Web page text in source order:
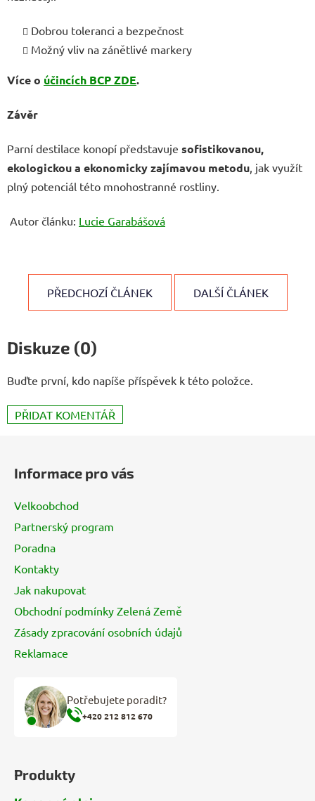
Dobrou toleranci a bezpečnost
Možný vliv na zánětlivé markery
Více o účincích BCP ZDE.
Závěr
Parní destilace konopí představuje sofistikovanou,
ekologickou a ekonomicky zajímavou metodu, jak využít
plný potenciál této mnohostranné rostliny.
Autor článku: Lucie Garabášová
PŘEDCHOZÍ ČLÁNEK DALŠÍ ČLÁNEK
Diskuze (0)
Buďte první, kdo napíše příspěvek k této položce.
PŘIDAT KOMENTÁŘ
Informace pro vás
Velkoobchod
Partnerský program
Poradna
Kontakty
Jak nakupovat
Obchodní podmínky Zelená Země
Zásady zpracování osobních údajů
Reklamace
Potřebujete poradit?
+420 212 812 670
Produkty